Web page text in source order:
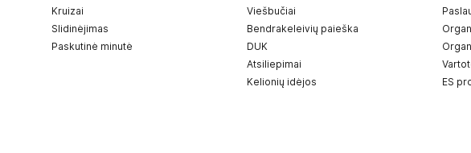
Kruizai
Slidinėjimas
Paskutinė minutė
Viešbučiai
Bendrakeleivių paieška
DUK
Atsiliepimai
Kelionių idėjos
ES